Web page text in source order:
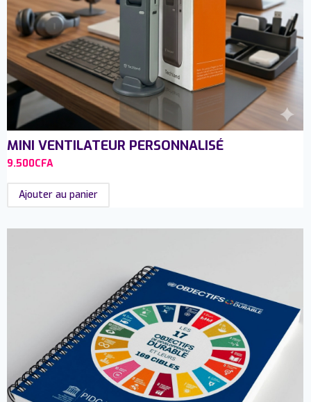
MINI VENTILATEUR PERSONNALISÉ
9.500CFA
Ajouter au panier